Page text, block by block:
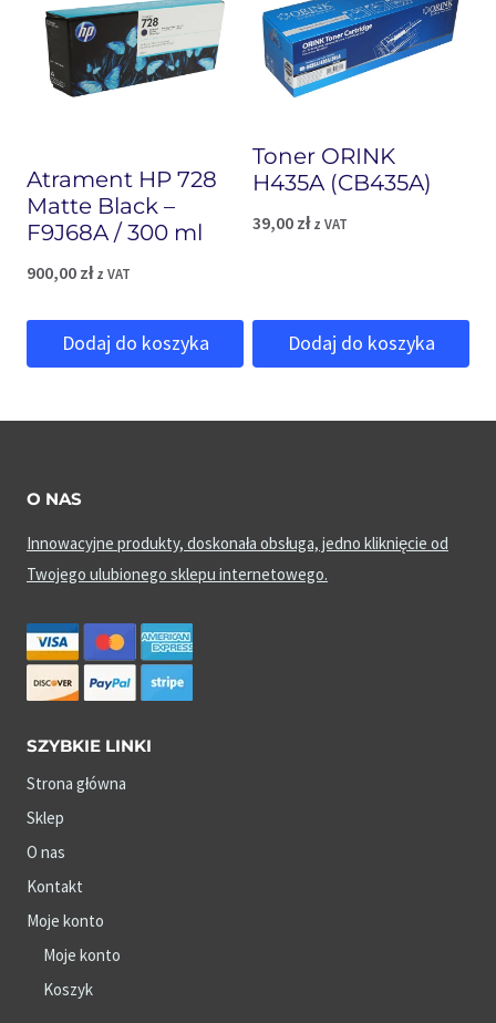
Atrament HP 728
Matte Black –
F9J68A / 300 ml
900,00 zł z VAT
Dodaj do koszyka
Toner ORINK
H435A (CB435A)
39,00 zł z VAT
Dodaj do koszyka
O NAS
Innowacyjne produkty, doskonała obsługa, jedno kliknięcie od
Twojego ulubionego sklepu internetowego.
SZYBKIE LINKI
Strona główna
Sklep
O nas
Kontakt
Moje konto
Moje konto
Koszyk